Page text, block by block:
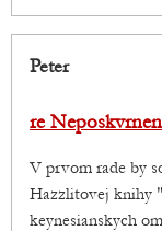
Peter
re
V prvom rade by
Hazzlitovej knihy
keynesianskych